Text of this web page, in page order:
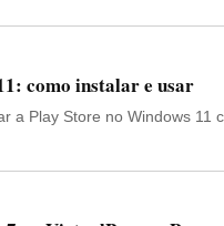
como instalar e usar
a Play Store no Windows